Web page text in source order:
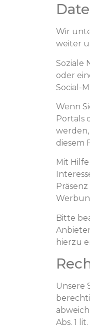
Wir
weiter
Soziale
oder
Social-
Wenn
Portals
diesem
Mit
Bitte
hierzu
Unsere
Abs. 1